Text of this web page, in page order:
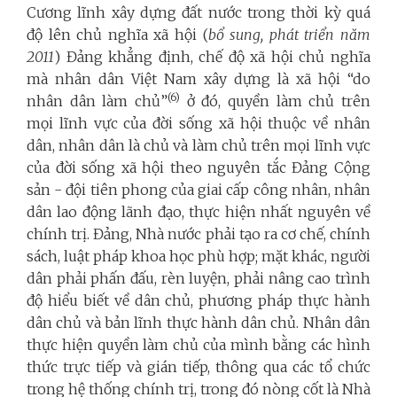
Cương lĩnh xây dựng đất nước trong thời kỳ quá
độ lên chủ nghĩa xã hội (bổ sung, phát triển năm
2011) Đảng khẳng định, chế độ xã hội chủ nghĩa
mà nhân dân Việt Nam xây dựng là xã hội “do
nhân dân làm chủ”(6) ở đó, quyền làm chủ trên
mọi lĩnh vực của đời sống xã hội thuộc về nhân
dân, nhân dân là chủ và làm chủ trên mọi lĩnh vực
của đời sống xã hội theo nguyên tắc Đảng Cộng
sản - đội tiên phong của giai cấp công nhân, nhân
dân lao động lãnh đạo, thực hiện nhất nguyên về
chính trị. Đảng, Nhà nước phải tạo ra cơ chế, chính
sách, luật pháp khoa học phù hợp; mặt khác, người
dân phải phấn đấu, rèn luyện, phải nâng cao trình
độ hiểu biết về dân chủ, phương pháp thực hành
dân chủ và bản lĩnh thực hành dân chủ. Nhân dân
thực hiện quyền làm chủ của mình bằng các hình
thức trực tiếp và gián tiếp, thông qua các tổ chức
trong hệ thống chính trị, trong đó nòng cốt là Nhà